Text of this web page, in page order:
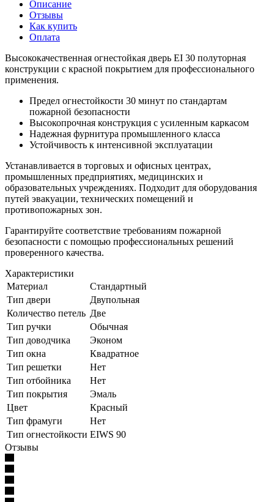
Описание
Отзывы
Как купить
Оплата
Высококачественная огнестойкая дверь EI 30 полуторная
конструкции с красной покрытием для профессионального
применения.
Предел огнестойкости 30 минут по стандартам
пожарной безопасности
Высокопрочная конструкция с усиленным каркасом
Надежная фурнитура промышленного класса
Устойчивость к интенсивной эксплуатации
Устанавливается в торговых и офисных центрах,
промышленных предприятиях, медицинских и
образовательных учреждениях. Подходит для оборудования
путей эвакуации, технических помещений и
противопожарных зон.
Гарантируйте соответствие требованиям пожарной
безопасности с помощью профессиональных решений
проверенного качества.
Характеристики
Материал
Стандартный
Тип двери
Двупольная
Количество петель Две
Тип ручки
Обычная
Тип доводчика
Эконом
Тип окна
Квадратное
Тип решетки
Нет
Тип отбойника
Нет
Тип покрытия
Эмаль
Цвет
Красный
Тип фрамуги
Нет
Тип огнестойкости EIWS 90
Отзывы